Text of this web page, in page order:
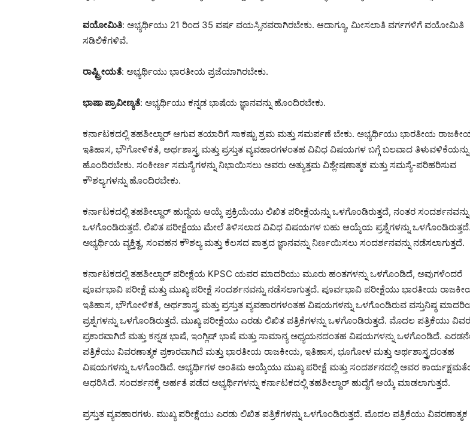
ವಯೋಮಿತಿ: ಅಭ್ಯರ್ಥಿಯು 21 ರಿಂದ 35 ವರ್ಷ ವಯಸ್ಸಿನವರಾಗಿರಬೇಕು. ಆದಾಗ್ಯೂ, ಮೀಸಲಾತಿ ವರ್ಗಗಳಿಗೆ ವಯೋಮಿತಿ
ಸಡಿಲಿಕೆಗಳಿವೆ.
ರಾಷ್ಟ್ರೀಯತೆ: ಅಭ್ಯರ್ಥಿಯು ಭಾರತೀಯ ಪ್ರಜೆಯಾಗಿರಬೇಕು.
ಭಾಷಾ ಪ್ರಾವೀಣ್ಯತೆ: ಅಭ್ಯರ್ಥಿಯು ಕನ್ನಡ ಭಾಷೆಯ ಜ್ಞಾನವನ್ನು ಹೊಂದಿರಬೇಕು.
ಕರ್ನಾಟಕದಲ್ಲಿ ತಹಶೀಲ್ದಾರ್ ಆಗುವ ತಯಾರಿಗೆ ಸಾಕಷ್ಟು ಶ್ರಮ ಮತ್ತು ಸಮರ್ಪಣೆ ಬೇಕು. ಅಭ್ಯರ್ಥಿಯು ಭಾರತೀಯ
ಇತಿಹಾಸ, ಭೌಗೋಳಿಕತೆ, ಅರ್ಥಶಾಸ್ತ್ರ ಮತ್ತು ಪ್ರಸ್ತುತ ವ್ಯವಹಾರಗಳಂತಹ ವಿವಿಧ ವಿಷಯಗಳ ಬಗ್ಗೆ ಬಲವಾದ ತಿಳುವಳಿಕೆಯನ್ನು
ಹೊಂದಿರಬೇಕು. ಸಂಕೀರ್ಣ ಸಮಸ್ಯೆಗಳನ್ನು ನಿಭಾಯಿಸಲು ಅವರು ಅತ್ಯುತ್ತಮ ವಿಶ್ಲೇಷಣಾತ್ಮಕ ಮತ್ತು ಸಮಸ್ಯೆ-ಪರಿಹರಿಸುವ
ಕೌಶಲ್ಯಗಳನ್ನು ಹೊಂದಿರಬೇಕು.
ಕರ್ನಾಟಕದಲ್ಲಿ ತಹಶೀಲ್ದಾರ್ ಹುದ್ದೆಯ ಆಯ್ಕೆ ಪ್ರಕ್ರಿಯೆಯು ಲಿಖಿತ ಪರೀಕ್ಷೆಯನ್ನು ಒಳಗೊಂಡಿರುತ್ತದೆ, ನಂತರ ಸಂದರ್ಶನವನ್ನು
ಒಳಗೊಂಡಿರುತ್ತದೆ. ಲಿಖಿತ ಪರೀಕ್ಷೆಯು ಮೇಲೆ ತಿಳಿಸಲಾದ ವಿವಿಧ ವಿಷಯಗಳ ಬಹು ಆಯ್ಕೆಯ ಪ್ರಶ್ನೆಗಳನ್ನು ಒಳಗೊಂಡಿರುತ್ತದೆ.
ಅಭ್ಯರ್ಥಿಯ ವ್ಯಕ್ತಿತ್ವ, ಸಂವಹನ ಕೌಶಲ್ಯ ಮತ್ತು ಕೆಲಸದ ಪಾತ್ರದ ಜ್ಞಾನವನ್ನು ನಿರ್ಣಯಿಸಲು ಸಂದರ್ಶನವನ್ನು ನಡೆಸಲಾಗುತ್ತದೆ.
ಕರ್ನಾಟಕದಲ್ಲಿ ತಹಶೀಲ್ದಾರ್ ಪರೀಕ್ಷೆಯ KPSC ಯವರ ಮಾದರಿಯು ಮೂರು ಹಂತಗಳನ್ನು ಒಳಗೊಂಡಿದೆ, ಅವುಗಳೆಂದರೆ
ಪೂರ್ವಭಾವಿ ಪರೀಕ್ಷೆ ಮತ್ತು ಮುಖ್ಯ ಪರೀಕ್ಷೆ ಸಂದರ್ಶನವನ್ನು ನಡೆಸಲಾಗುತ್ತದೆ. ಪೂರ್ವಭಾವಿ ಪರೀಕ್ಷೆಯು ಭಾರತೀಯ
ಇತಿಹಾಸ, ಭೌಗೋಳಿಕತೆ, ಅರ್ಥಶಾಸ್ತ್ರ ಮತ್ತು ಪ್ರಸ್ತುತ ವ್ಯವಹಾರಗಳಂತಹ ವಿಷಯಗಳನ್ನು ಒಳಗೊಂಡಿರುವ ವಸ್ತುನಿಷ್ಠ
ಪ್ರಶ್ನೆಗಳನ್ನು ಒಳಗೊಂಡಿರುತ್ತದೆ. ಮುಖ್ಯ ಪರೀಕ್ಷೆಯು ಎರಡು ಲಿಖಿತ ಪತ್ರಿಕೆಗಳನ್ನು ಒಳಗೊಂಡಿರುತ್ತದೆ. ಮೊದಲ ಪತ್ರಿಕೆಯು
ಪ್ರಕಾರವಾಗಿದೆ ಮತ್ತು ಕನ್ನಡ ಭಾಷೆ, ಇಂಗ್ಲಿಷ್ ಭಾಷೆ ಮತ್ತು ಸಾಮಾನ್ಯ ಅಧ್ಯಯನದಂತಹ ವಿಷಯಗಳನ್ನು ಒಳಗೊಂಡಿದೆ.
ಪತ್ರಿಕೆಯು ವಿವರಣಾತ್ಮಕ ಪ್ರಕಾರವಾಗಿದೆ ಮತ್ತು ಭಾರತೀಯ ರಾಜಕೀಯ, ಇತಿಹಾಸ, ಭೂಗೋಳ ಮತ್ತು ಅರ್ಥಶಾಸ್ತ್ರದಂತಹ
ವಿಷಯಗಳನ್ನು ಒಳಗೊಂಡಿದೆ. ಅಭ್ಯರ್ಥಿಗಳ ಅಂತಿಮ ಆಯ್ಕೆಯು ಮುಖ್ಯ ಪರೀಕ್ಷೆ ಮತ್ತು ಸಂದರ್ಶನದಲ್ಲಿ ಅವರ
ಆಧರಿಸಿದೆ. ಸಂದರ್ಶನಕ್ಕೆ ಅರ್ಹತೆ ಪಡೆದ ಅಭ್ಯರ್ಥಿಗಳನ್ನು ಕರ್ನಾಟಕದಲ್ಲಿ ತಹಶೀಲ್ದಾರ್ ಹುದ್ದೆಗೆ ಆಯ್ಕೆ ಮಾಡಲಾಗುತ್ತದೆ.
ಪ್ರಸ್ತುತ ವ್ಯವಹಾರಗಳು. ಮುಖ್ಯ ಪರೀಕ್ಷೆಯು ಎರಡು ಲಿಖಿತ ಪತ್ರಿಕೆಗಳನ್ನು ಒಳಗೊಂಡಿರುತ್ತದೆ. ಮೊದಲ ಪತ್ರಿಕೆಯು ವಿವರಣಾತ್ಮಕ